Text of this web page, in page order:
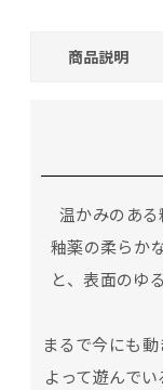
商品説明
温かみのあ
釉薬の柔らか
と、表面のゆ
まるで今にも
よって遊んで